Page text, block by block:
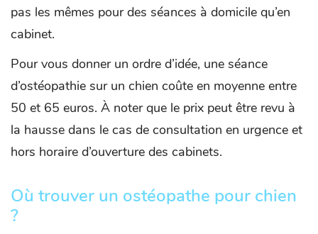
pas les mêmes pour des séances à domicile qu’en
cabinet.
Pour vous donner un ordre d’idée, une séance
d’ostéopathie sur un chien coûte en moyenne entre
50 et 65 euros. À noter que le prix peut être revu à
la hausse dans le cas de consultation en urgence et
hors horaire d’ouverture des cabinets.
Où trouver un ostéopathe pour chien
?